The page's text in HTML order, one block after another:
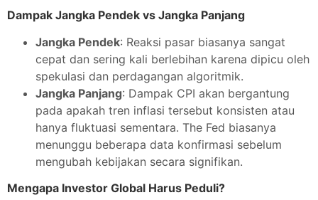
Dampak Jangka Pendek vs Jangka Panjang
Jangka Pendek: Reaksi pasar biasanya sangat
cepat dan sering kali berlebihan karena dipicu oleh
spekulasi dan perdagangan algoritmik.
Jangka Panjang: Dampak CPI akan bergantung
pada apakah tren inflasi tersebut konsisten atau
hanya fluktuasi sementara. The Fed biasanya
menunggu beberapa data konfirmasi sebelum
mengubah kebijakan secara signifikan.
Mengapa Investor Global Harus Peduli?